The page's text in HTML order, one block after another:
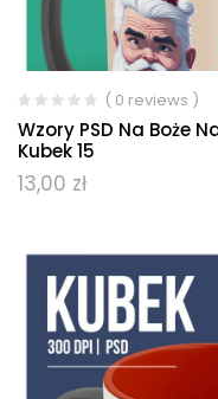
( 0 reviews )
Wzory PSD Na Boże
Kubek 15
13,00 zł